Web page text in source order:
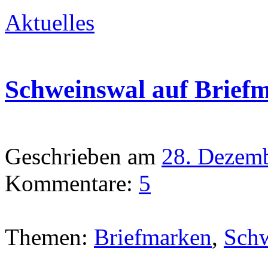
Aktuelles
Schweinswal auf
Geschrieben am 28.
Kommentare: 5
Themen: Briefmarken,